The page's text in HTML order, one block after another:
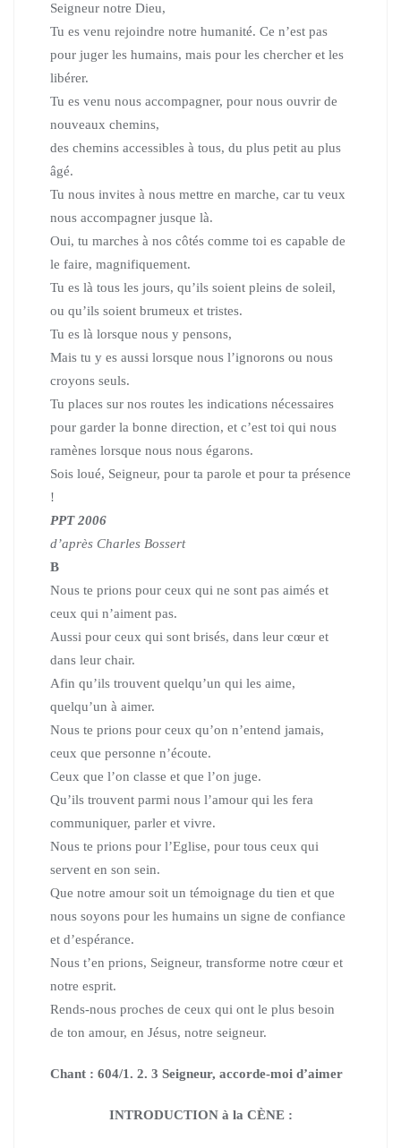
Seigneur notre Dieu,
Tu es venu rejoindre notre humanité. Ce n’est pas
pour juger les humains, mais pour les chercher et les
libérer.
Tu es venu nous accompagner, pour nous ouvrir de
nouveaux chemins,
des chemins accessibles à tous, du plus petit au plus
âgé.
Tu nous invites à nous mettre en marche, car tu veux
nous accompagner jusque là.
Oui, tu marches à nos côtés comme toi es capable de
le faire, magnifiquement.
Tu es là tous les jours, qu’ils soient pleins de soleil,
ou qu’ils soient brumeux et tristes.
Tu es là lorsque nous y pensons,
Mais tu y es aussi lorsque nous l’ignorons ou nous
croyons seuls.
Tu places sur nos routes les indications nécessaires
pour garder la bonne direction, et c’est toi qui nous
ramènes lorsque nous nous égarons.
Sois loué, Seigneur, pour ta parole et pour ta présence
!
PPT 2006
d’après Charles Bossert
B
Nous te prions pour ceux qui ne sont pas aimés et
ceux qui n’aiment pas.
Aussi pour ceux qui sont brisés, dans leur cœur et
dans leur chair.
Afin qu’ils trouvent quelqu’un qui les aime,
quelqu’un à aimer.
Nous te prions pour ceux qu’on n’entend jamais,
ceux que personne n’écoute.
Ceux que l’on classe et que l’on juge.
Qu’ils trouvent parmi nous l’amour qui les fera
communiquer, parler et vivre.
Nous te prions pour l’Eglise, pour tous ceux qui
servent en son sein.
Que notre amour soit un témoignage du tien et que
nous soyons pour les humains un signe de confiance
et d’espérance.
Nous t’en prions, Seigneur, transforme notre cœur et
notre esprit.
Rends-nous proches de ceux qui ont le plus besoin
de ton amour, en Jésus, notre seigneur.
Chant : 604/1. 2. 3 Seigneur, accorde-moi d’aimer
INTRODUCTION à la CÈNE :